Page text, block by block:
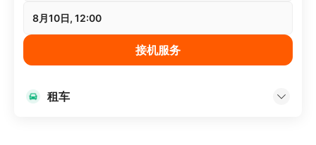
8月10日, 12:00
接机服务
租车